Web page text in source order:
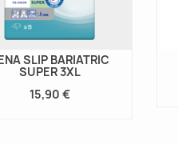
de Parkinson, notamment à...
Lire la suite
SLIP BARIATRIC
SUPER 3XL
15,90 €